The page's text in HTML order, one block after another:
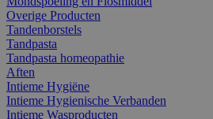
Overige Producten
Tandenborstels
Tandpasta
Tandpasta homeopathie
Aften
Intieme Hygiëne
Intieme Hygienische Verbanden
Intieme Wasproducten